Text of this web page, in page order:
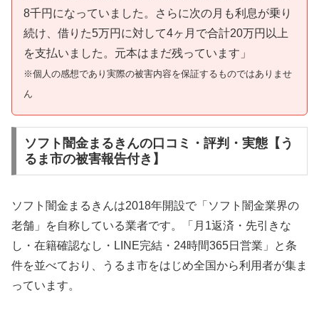
8千円になっていました。さらに次の月も利息が乗り
続け、借りた5万円に対して4ヶ月で合計20万円以上
を支払いました。元本はまだ残っています」
※個人の感想であり実際の被害内容を保証するものではありませ
ん
ソフト闇金まるきんの口コミ・評判・実態【う
るま市の被害報告付き】
ソフト闇金まるきんは2018年開設で「ソフト闇金業界の
老舗」を自称している業者です。「月1返済・先引きな
し・在籍確認なし・LINE完結・24時間365日営業」と条
件を並べており、うるま市をはじめ全国から利用者が集ま
っています。